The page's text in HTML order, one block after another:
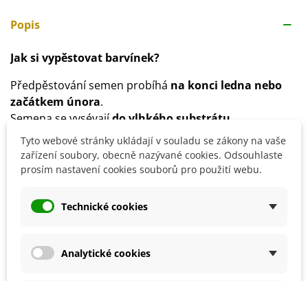
Popis
Jak si vypěstovat barvínek?
Předpěstování semen probíhá na konci ledna nebo
začátkem února.
Semena se vysévajído vlhkého substrátu
Semena klíčí při pokojové teplotě
Sazenice se přesazují v druhé polovině května.
Stanoviště volímena plném slunci nebo v polostínu
kompostem či listovkou
Rostlina nevyžaduje pravidelnou zálivku a nevadí jí
Doporučujeme rostlinu1x za 14 dní přihnojit
, podpoří
Tyto webové stránky ukládají v souladu se zákony na vaše
zařízení soubory, obecně nazývané cookies. Odsouhlaste
prosím nastavení cookies souborů pro použití webu.
Technické cookies
Analytické cookies